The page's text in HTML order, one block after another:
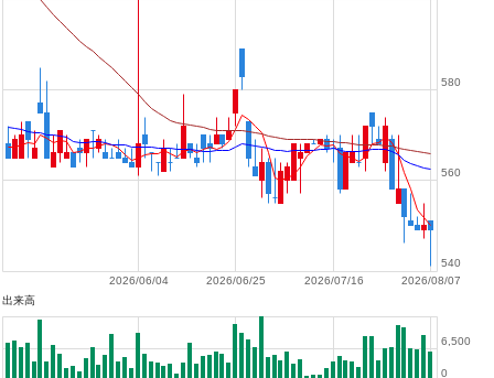
2026/08/07
2026/07/16
2026/06/25
2026/06/04
540
560
580
出来高
0
6,500